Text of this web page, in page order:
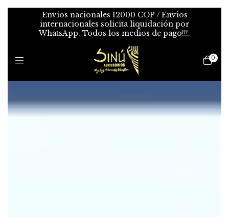
Envios nacionales 12000 COP / Envios
internacionales solicita liquidación por
WhatsApp. Todos los medios de pago!!!.
0